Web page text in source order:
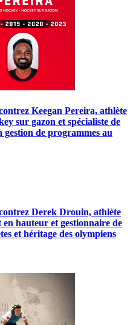
Keegan Pereira, athlète
sur gazon et spécialiste de
gestion de programmes au
Derek Drouin, athlète
hauteur et gestionnaire de
et héritage des olympiens